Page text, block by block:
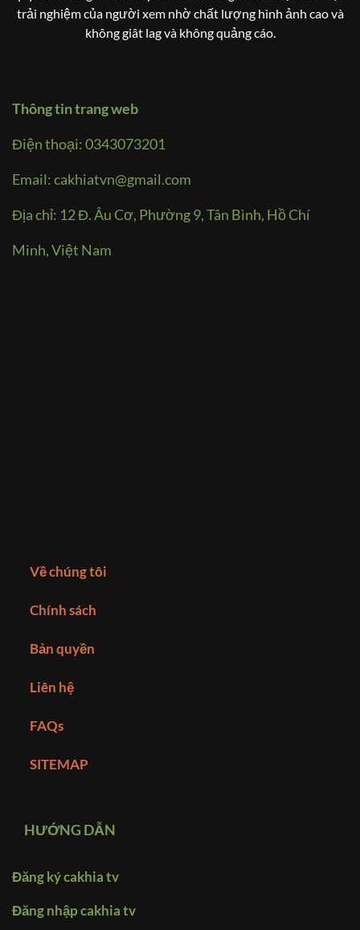
trải nghiệm của người xem nhờ chất lượng hình ảnh cao và
không giât lag và không quảng cáo.
Thông tin trang web
Điện thoại: 0343073201
Email:cakhiatvn@gmail.com
Địa chỉ: 12 Đ. Âu Cơ, Phường 9, Tân Bình, Hồ Chí
Minh, Việt Nam
Về chúng tôi
Chính sách
Bản quyền
Liên hệ
FAQs
SITEMAP
HƯỚNG DẪN
Đăng ký cakhia tv
Đăng nhập cakhia tv